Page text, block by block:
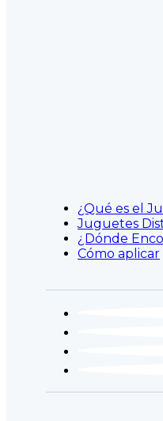
¿Qué es el
Juguetes
¿Dónde
Cómo aplicar